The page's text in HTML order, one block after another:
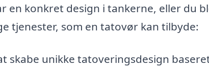
en konkret design i tankerne, eller du
tjenester, som en tatovør kan tilbyde:
skabe unikke tatoveringsdesign